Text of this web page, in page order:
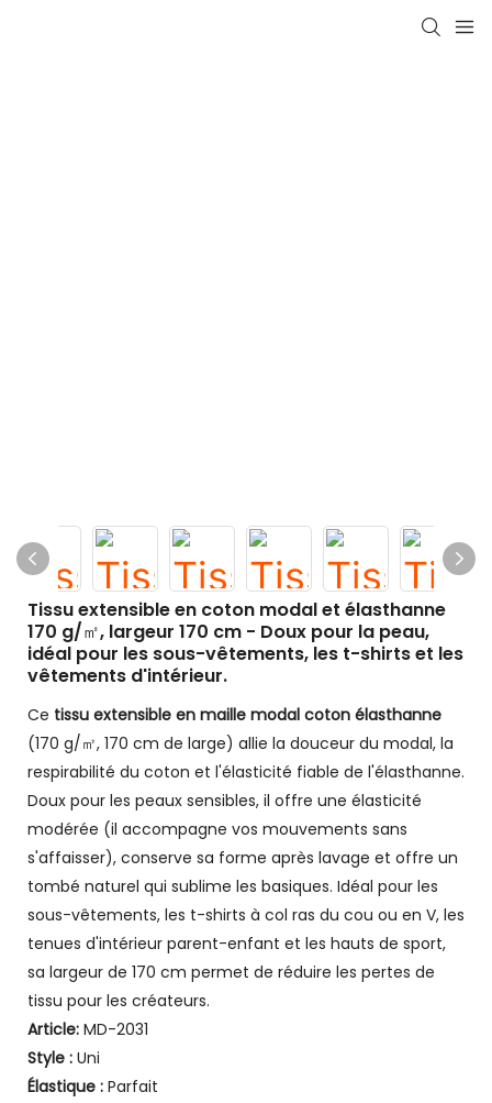
Tissu extensible en coton modal et élasthanne
170 g/㎡, largeur 170 cm - Doux pour la peau,
idéal pour les sous-vêtements, les t-shirts et les
vêtements d'intérieur.
Ce tissu extensible en maille modal coton élasthanne
(170 g/㎡, 170 cm de large) allie la douceur du modal, la
respirabilité du coton et l'élasticité fiable de l'élasthanne.
Doux pour les peaux sensibles, il offre une élasticité
modérée (il accompagne vos mouvements sans
s'affaisser), conserve sa forme après lavage et offre un
tombé naturel qui sublime les basiques. Idéal pour les
sous-vêtements, les t-shirts à col ras du cou ou en V, les
tenues d'intérieur parent-enfant et les hauts de sport,
sa largeur de 170 cm permet de réduire les pertes de
tissu pour les créateurs.
Article: MD-2031
Style : Uni
Élastique : Parfait